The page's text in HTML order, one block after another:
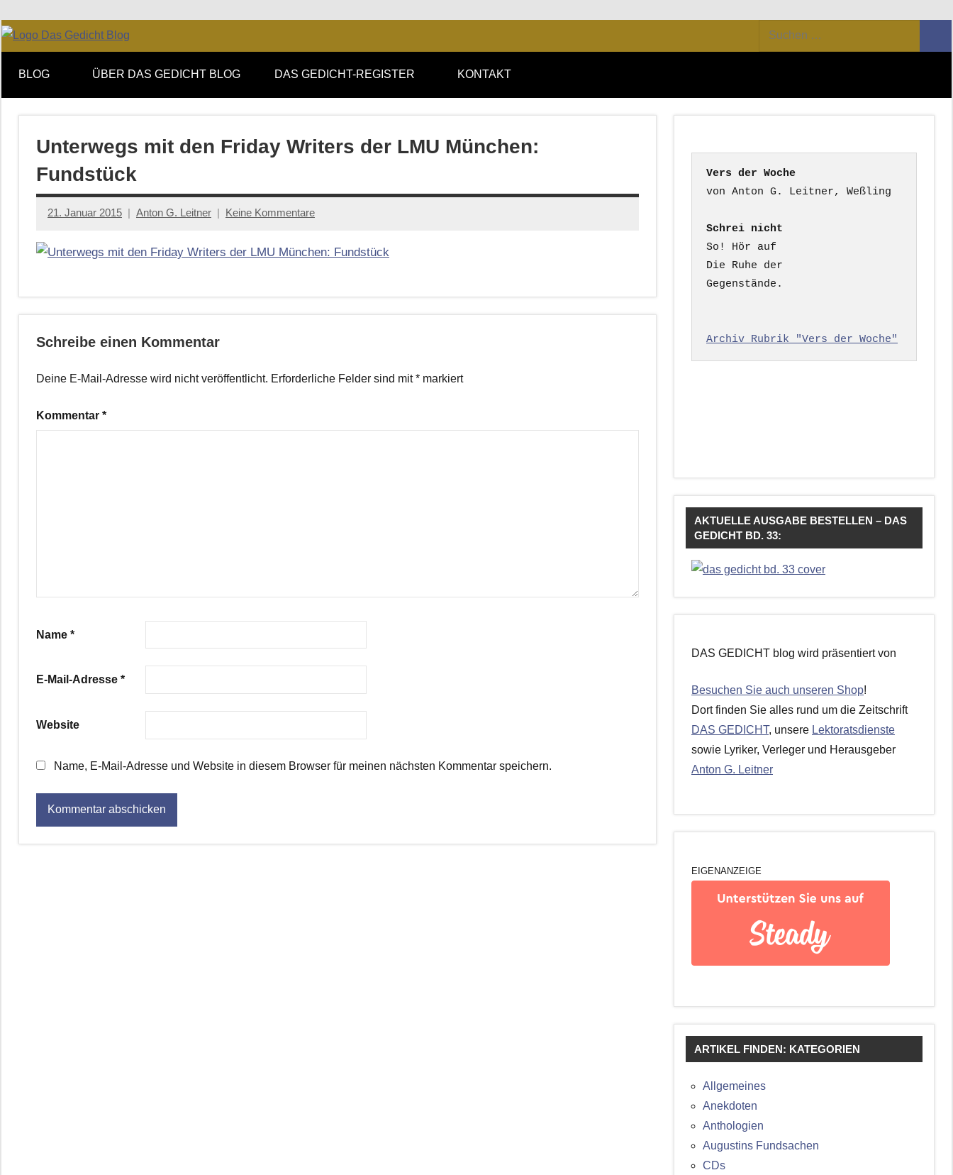
Inhalt
DAS
GEDICHT
blog
von
DAS
GEDICHT.
Zeitschrift
für
Essay
und
Suchen
BLOG ÜBER DAS GEDICHT BLOG DAS GEDICHT-REGISTER KONTAKT
Unterwegs mit den Friday Writers der LMU München:
Fundstück
21. Januar 2015 Anton G. Leitner Keine Kommentare
Schreibe einen Kommentar
Deine E-Mail-Adresse wird nicht veröffentlicht. Erforderliche Felder sind mit* markiert
Kommentar *
Name *
E-Mail-Adresse *
Website
Name, E-Mail-Adresse und Website in diesem Browser für meinen nächsten Kommentar speichern.
Vers der Woche
Schrei nicht
So! Hör auf
Die Ruhe der
Gegenstände.
Archiv Rubrik "Vers der Woche"
AKTUELLE AUSGABE BESTELLEN – DAS
GEDICHT BD. 33:
DAS GEDICHT blog wird präsentiert von
Besuchen Sie auch unseren Shop!
Dort finden Sie alles rund um die Zeitschrift
DAS GEDICHT, unsere Lektoratsdienste
sowie Lyriker, Verleger und Herausgeber
Anton G. Leitner
EIGENANZEIGE
ARTIKEL FINDEN: KATEGORIEN
Allgemeines
Anekdoten
Anthologien
Augustins Fundsachen
CDs